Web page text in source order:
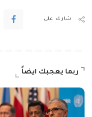
شارك على
ربما يعجبك ايضاً